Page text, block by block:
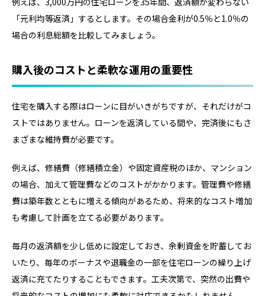
「元利均等返済」するとします。その場合金利が0.5％と1.0％の
場合の利息総額を比較してみましょう。
購入後のコストと柔軟な運用の重要性
住宅を購入する際はローンに目がいきがちですが、それだけがコ
ストではありません。ローンを返済している間や、完済後にもさ
まざまな維持費が必要です。
例えば、修繕費（修繕積立金）や固定資産税のほか、マンション
の場合、加えて管理費などのコストがかかります。管理費や修繕
費は築年数とともに増える傾向があるため、将来的なコスト増加
も考慮して計画を立てる必要があります。
毎月の返済額を少し低めに設定しておき、余剰資金を貯蓄してお
いたり、毎年のボーナスや退職金の一部を住宅ローンの繰り上げ
返済に充てたりすることもできます。工夫次第で、突然の出費や